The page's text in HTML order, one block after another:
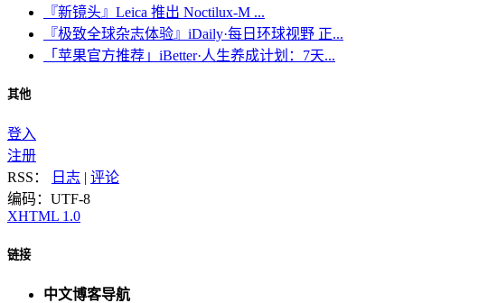
『新镜头』Leica 推出 Noctilux-M ...
『极致全球杂志体验』iDaily·每日环球视野 正...
「苹果官方推荐」iBetter·人生养成计划：7天...
其他
登入
注册
RSS：
日志 | 评论
编码：UTF-8
XHTML 1.0
链接
中文博客导航